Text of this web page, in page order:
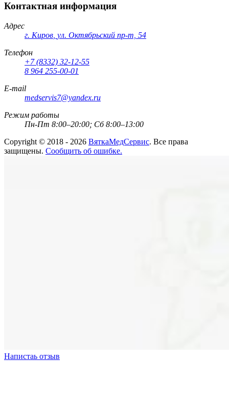
Контактная информация
Адрес
г. Киров ул. Октябрьский пр-т, 54
Телефон
+7 (8332) 32-12-55
8 964 255-00-01
E-mail
medservis7@yandex.ru
Режим работы
Пн-Пт 8:00–20:00; Сб 8:00–13:00
Copyright © 2018 - 2026 ВяткаМедСервис. Все права
защищены. Сообщить об ошибке.
Напистаь отзыв